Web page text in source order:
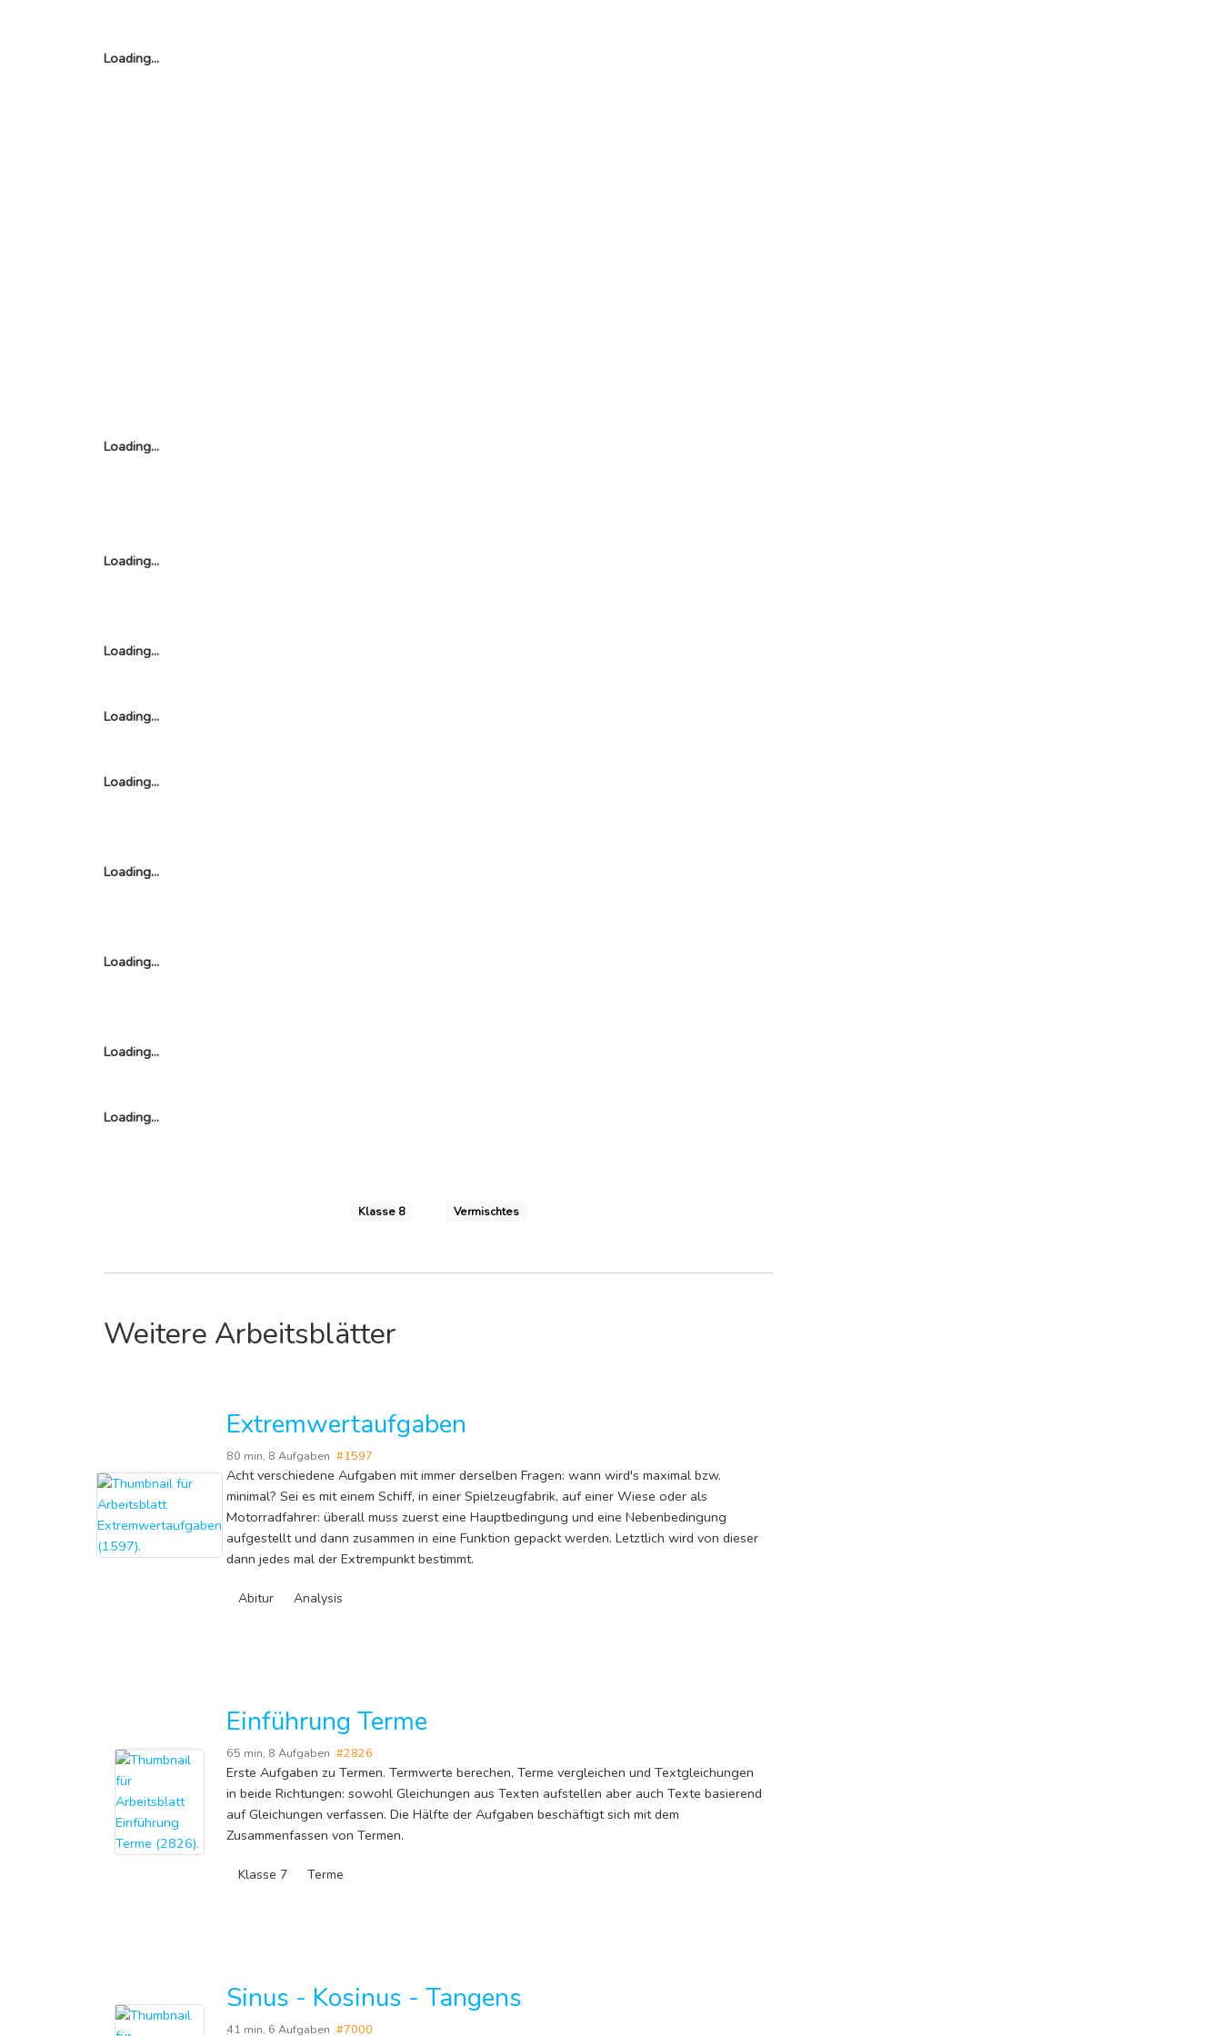
Klasse 8 Vermischtes
Weitere Arbeitsblätter
Extremwertaufgaben
80 min, 8 Aufgaben #1597
Acht verschiedene Aufgaben mit immer derselben Fragen: wann wird's maximal bzw.
minimal? Sei es mit einem Schiff, in einer Spielzeugfabrik, auf einer Wiese oder als
Motorradfahrer: überall muss zuerst eine Hauptbedingung und eine Nebenbedingung
aufgestellt und dann zusammen in eine Funktion gepackt werden. Letztlich wird von dieser
dann jedes mal der Extrempunkt bestimmt.
Abitur Analysis
Einführung Terme
65 min, 8 Aufgaben #2826
Erste Aufgaben zu Termen. Termwerte berechen, Terme vergleichen und Textgleichungen
in beide Richtungen: sowohl Gleichungen aus Texten aufstellen aber auch Texte basierend
auf Gleichungen verfassen. Die Hälfte der Aufgaben beschäftigt sich mit dem
Zusammenfassen von Termen.
Klasse 7 Terme
Sinus - Kosinus - Tangens
41 min, 6 Aufgaben #7000